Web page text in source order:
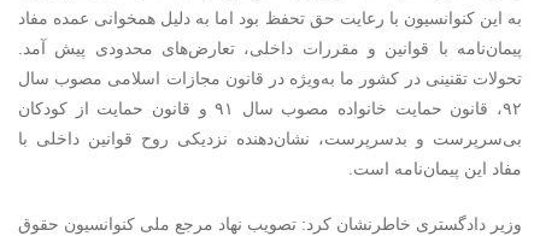
به این کنوانسیون با رعایت حق تحفظ بود اما به دلیل همخوانی عمده مفاد
پیمان‌نامه با قوانین و مقررات داخلی، تعارض‌های محدودی پیش آمد.
تحولات تقنینی در کشور ما به‌ویژه در قانون مجازات اسلامی مصوب سال
۹۲، قانون حمایت خانواده مصوب سال ۹۱ و قانون حمایت از کودکان
بی‌سرپرست و بد‌سرپرست، نشان‌دهنده نزدیکی روح قوانین داخلی با
مفاد این پیمان‌نامه است.
وزیر دادگستری خاطرنشان کرد: تصویب نهاد مرجع ملی کنوانسیون حقوق